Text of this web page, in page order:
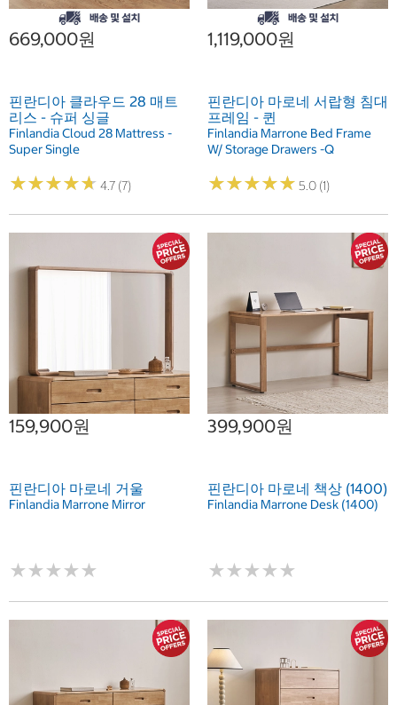
669,000원
핀란디아 클라우드 28 매트
리스 - 슈퍼 싱글
Finlandia Cloud 28 Mattress -
Super Single
★★★★★
★★★★★ 4.7 (7)
1,119,000원
핀란디아 마로네 서랍형 침대
프레임 - 퀸
Finlandia Marrone Bed Frame
W/ Storage Drawers -Q
★★★★★
★★★★★ 5.0 (1)
159,900원
핀란디아 마로네 거울
Finlandia Marrone Mirror
★★★★★
★★★★★
399,900원
핀란디아 마로네 책상 (1400)
Finlandia Marrone Desk (1400)
★★★★★
★★★★★